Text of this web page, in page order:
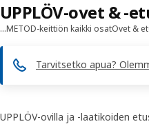
…METOD-keittiön kaikki osatOvet &
Tarvitsetko apua?
UPPLÖV-ovet & -
UPPLÖV-ovilla ja -laatikoiden